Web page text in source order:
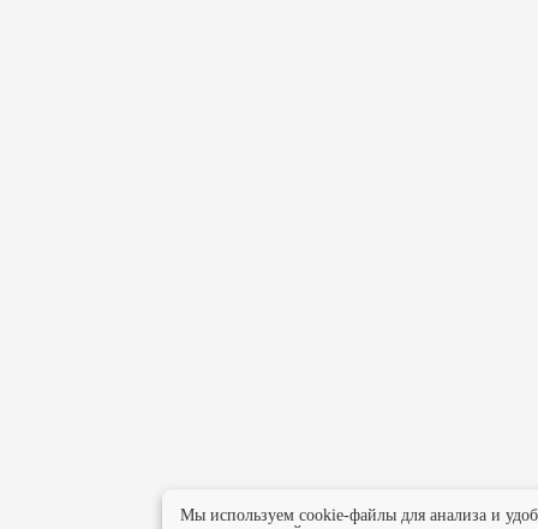
Мы используем cookie-файлы для анализа и